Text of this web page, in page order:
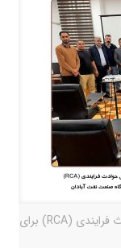
برگزاری دوره آشنایی با روشهای تحلیل حوادث فرایندی (RCA) برای